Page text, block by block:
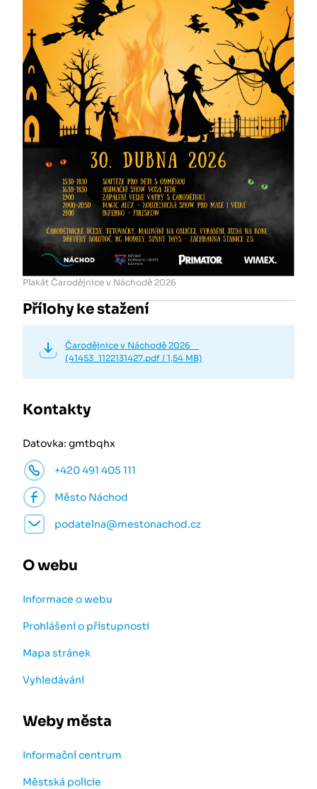
Plakát Čarodějnice v Náchodě 2026
Přílohy ke stažení
Čarodějnice v Náchodě 2026
(41453_1122131427.pdf / 1,54 MB)
Kontakty
Datovka: gmtbqhx
+420 491 405 111
Město Náchod
podatelna@mestonachod.cz
O webu
Informace o webu
Prohlášení o přístupnosti
Mapa stránek
Vyhledávání
Weby města
Informační centrum
Městská policie